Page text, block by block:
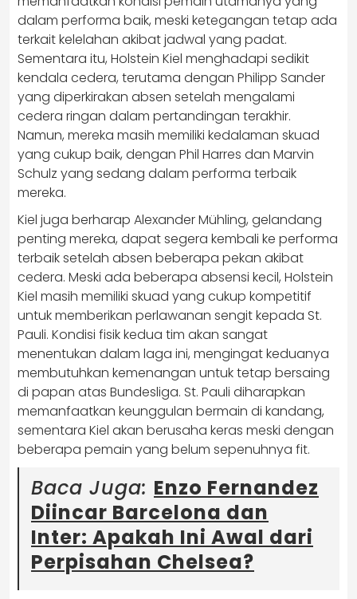
dalam performa baik, meski ketegangan tetap ada
terkait kelelahan akibat jadwal yang padat.
Sementara itu, Holstein Kiel menghadapi sedikit
kendala cedera, terutama dengan Philipp Sander
yang diperkirakan absen setelah mengalami
cedera ringan dalam pertandingan terakhir.
Namun, mereka masih memiliki kedalaman skuad
yang cukup baik, dengan Phil Harres dan Marvin
Schulz yang sedang dalam performa terbaik
mereka.
Kiel juga berharap Alexander Mühling, gelandang
penting mereka, dapat segera kembali ke performa
terbaik setelah absen beberapa pekan akibat
cedera. Meski ada beberapa absensi kecil, Holstein
Kiel masih memiliki skuad yang cukup kompetitif
untuk memberikan perlawanan sengit kepada St.
Pauli. Kondisi fisik kedua tim akan sangat
menentukan dalam laga ini, mengingat keduanya
membutuhkan kemenangan untuk tetap bersaing
di papan atas Bundesliga. St. Pauli diharapkan
memanfaatkan keunggulan bermain di kandang,
sementara Kiel akan berusaha keras meski dengan
beberapa pemain yang belum sepenuhnya fit.
Baca Juga: Enzo Fernandez
Diincar Barcelona dan
Inter: Apakah Ini Awal dari
Perpisahan Chelsea?